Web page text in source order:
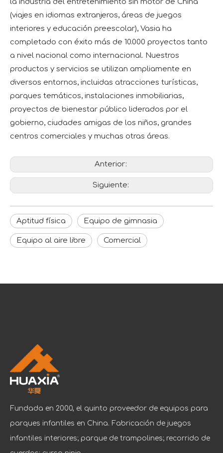
la industria del entretenimiento sin motor de China
(viajes en idiomas extranjeros, áreas de juegos
interiores y educación preescolar), Vasia ha
completado con éxito más de 10.000 proyectos tanto
a nivel nacional como internacional. Nuestros
productos y servicios se utilizan ampliamente en
diversos entornos, incluidas atracciones turísticas,
parques temáticos, instalaciones inmobiliarias,
proyectos de bienestar público liderados por el
gobierno, ciudades amigas de los niños, grandes
centros comerciales y muchas otras áreas.
Anterior:
Siguiente:
Aptitud física Equipo de gimnasia
Equipo al aire libre Comercial
Fundada en 2000, el quinto proveedor de equipos para
parques infantiles en China. Fabricación de juegos
infantiles interiores; parque de trampolines; recorrido de